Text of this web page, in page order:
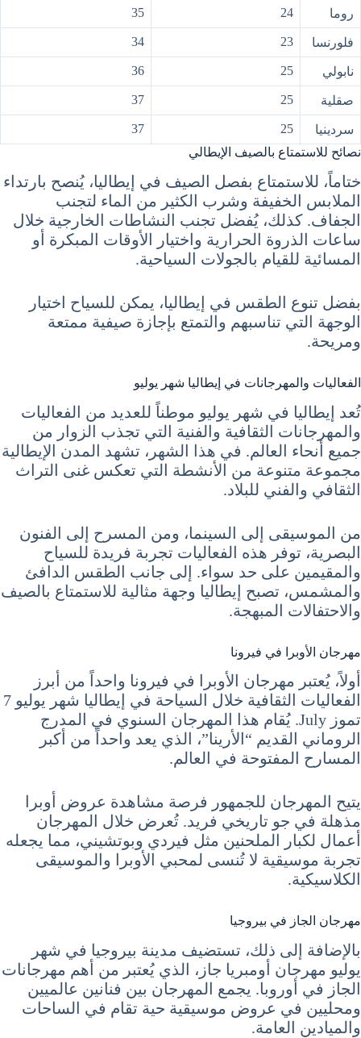
روما 24
35
فلورنسا 23
34
نابولي 25
36
صقلية 25
37
سردينيا 25
37
نصائح للاستمتاع بالصيف الإيطالي
ختاماً، للاستمتاع بفصل الصيف في إيطاليا، يُنصح بارتداء
الملابس الخفيفة وشرب الكثير من الماء لتجنب
الجفاف. كذلك، يُفضل تجنب النشاطات الخارجية خلال
ساعات الذروة الحرارية واختيار الأوقات المبكرة أو
المسائية للقيام بالجولات السياحية.
بفضل تنوع الطقس في إيطاليا، يمكن للسياح اختيار
الوجهة التي تناسبهم والتمتع بإجازة صيفية ممتعة
ومريحة.
الفعاليات والمهرجانات في إيطاليا شهر يوليو
تُعد إيطاليا في شهر يوليو موطناً للعديد من الفعاليات
والمهرجانات الثقافية والفنية التي تجذب الزوار من
جميع أنحاء العالم. في هذا الشهر، تشهد المدن الإيطالية
مجموعة متنوعة من الأنشطة التي تعكس غنى التراث
الثقافي والفني للبلاد.
من الموسيقى إلى السينما، ومن المسرح إلى الفنون
البصرية، توفر هذه الفعاليات تجربة فريدة للسياح
والمقيمين على حد سواء. إلى جانب الطقس الدافئ
والمشمس، تصبح إيطاليا وجهة مثالية للاستمتاع بالصيف
والاحتفالات المبهجة.
مهرجان الأوبرا في فيرونا
أولاً، يُعتبر مهرجان الأوبرا في فيرونا واحداً من أبرز
الفعاليات الثقافية خلال السياحة في إيطاليا شهر يوليو 7
تموز July. يُقام هذا المهرجان السنوي في المدرج
الروماني القديم “الأرينا”، الذي يعد واحداً من أكبر
المسارح المفتوحة في العالم.
يتيح المهرجان للجمهور فرصة مشاهدة عروض أوبرا
مذهلة في جو تاريخي فريد. تُعرض خلال المهرجان
أعمال لكبار الملحنين مثل فيردي وبوتشيني، مما يجعله
تجربة موسيقية لا تُنسى لمحبي الأوبرا والموسيقى
الكلاسيكية.
مهرجان الجاز في بيروجيا
بالإضافة إلى ذلك، تستضيف مدينة بيروجيا في شهر
يوليو مهرجان أومبريا جاز، الذي يُعتبر من أهم مهرجانات
الجاز في أوروبا. يجمع المهرجان بين فنانين عالميين
ومحليين في عروض موسيقية حية تقام في الساحات
والميادين العامة.